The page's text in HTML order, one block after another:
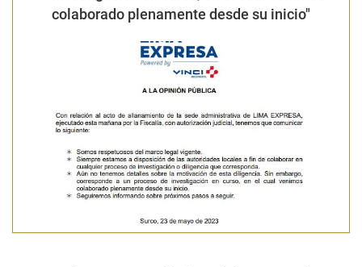
colaborado plenamente desde su inicio"